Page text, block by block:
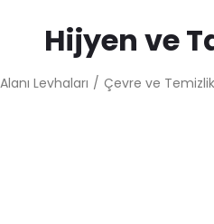
Hijyen ve
Levhaları Çevre ve